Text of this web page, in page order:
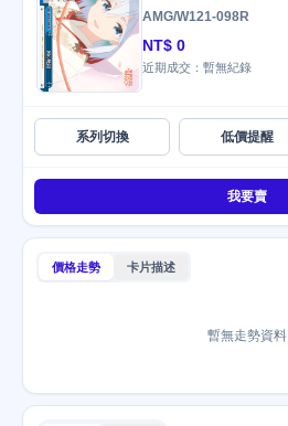
AMG/W121-098R
NT$ 0
近期成交：暫無紀錄
系列切換 低價提醒
我要賣
價格走勢 卡片描述
暫無走勢資料